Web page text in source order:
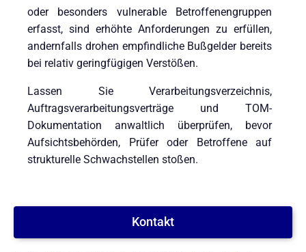
oder besonders vulnerable Betroffenengruppen
erfasst, sind erhöhte Anforderungen zu erfüllen,
andernfalls drohen empfindliche Bußgelder bereits
bei relativ geringfügigen Verstößen.
Lassen Sie Verarbeitungsverzeichnis,
Auftragsverarbeitungsverträge und TOM-
Dokumentation anwaltlich überprüfen, bevor
Aufsichtsbehörden, Prüfer oder Betroffene auf
strukturelle Schwachstellen stoßen.
Kontakt